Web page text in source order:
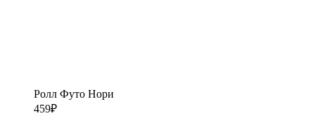
Ролл Футо Нори
459₽